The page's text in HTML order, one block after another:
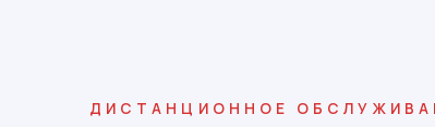
ДИСТАНЦИОННОЕ